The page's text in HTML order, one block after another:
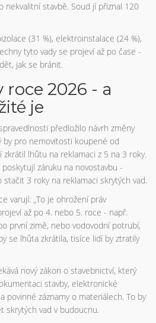
nekvalitní stavbě. Soud jí přiznal 120
(31 %), elektroinstalace (24 %),
tyto vady se projeví až po čase -
jak se bránit.
roce 2026 - a
je
předložilo návrh změny
by pro nemovitosti koupené od
lhůtu na reklamaci z 5 na 3 roky.
záruku na novostavbu -
stačit 3 roky na reklamaci skrytých vad.
varují: „To je ohrožení práv
až po 4. nebo 5. roce - např.
první zimě, nebo vodovodní potrubí,
se lhůta zkrátila, tisíce lidí by ztratily
nový zákon o stavebnictví, který
stavby, elektronické
povinné záznamy o materiálech. To by
skrytých vad v budoucnu.